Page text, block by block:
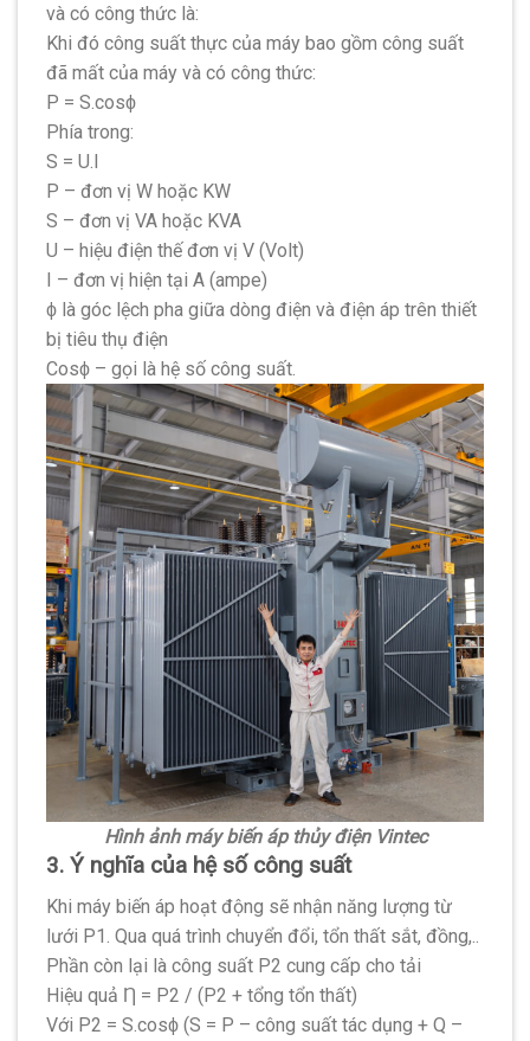
và có công thức là:
Khi đó công suất thực của máy bao gồm công suất
đã mất của máy và có công thức:
P = S.cosϕ
Phía trong:
S = U.I
P – đơn vị W hoặc KW
S – đơn vị VA hoặc KVA
U – hiệu điện thế đơn vị V (Volt)
I – đơn vị hiện tại A (ampe)
ϕ là góc lệch pha giữa dòng điện và điện áp trên thiết
bị tiêu thụ điện
Cosϕ – gọi là hệ số công suất.
Hình ảnh máy biến áp thủy điện Vintec
3. Ý nghĩa của hệ số công suất
Khi máy biến áp hoạt động sẽ nhận năng lượng từ
lưới P1. Qua quá trình chuyển đổi, tổn thất sắt, đồng,..
Phần còn lại là công suất P2 cung cấp cho tải
Hiệu quả Ƞ = P2 / (P2 + tổng tổn thất)
Với P2 = S.cosϕ (S = P – công suất tác dụng + Q –